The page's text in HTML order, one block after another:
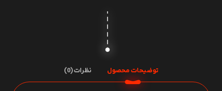
توضیحات محصول نظرات (0)